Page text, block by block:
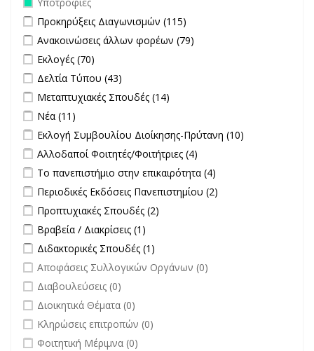
Υποτροφίες
Apply Προκηρύξεις Διαγωνισμών filter
Προκηρύξεις Διαγωνισμών (115)
Apply Ανακοινώσεις άλλων φορέων filter
Ανακοινώσεις άλλων φορέων (79)
Apply Εκλογές filter
Εκλογές (70)
Apply Δελτία Τύπου filter
Δελτία Τύπου (43)
Apply Μεταπτυχιακές Σπουδές filter
Μεταπτυχιακές Σπουδές (14)
Apply Νέα filter
Νέα (11)
Apply Εκλογή Συμβουλίου Διοίκησης-Πρύτανη filter
Εκλογή Συμβουλίου Διοίκησης-Πρύτανη (10)
Apply Αλλοδαποί Φοιτητές/Φοιτήτριες filter
Αλλοδαποί Φοιτητές/Φοιτήτριες (4)
filter
Apply Το πανεπιστήμιο στην επικαιρότητα filter
Το πανεπιστήμιο στην επικαιρότητα (4)
επικαιρότητα filter
Apply Περιοδικές Εκδόσεις Πανεπιστημίου filter
Περιοδικές Εκδόσεις Πανεπιστημίου (2)
Apply Προπτυχιακές Σπουδές filter
Προπτυχιακές Σπουδές (2)
Apply Βραβεία / Διακρίσεις filter
Βραβεία / Διακρίσεις (1)
Apply Διδακτορικές Σπουδές filter
Διδακτορικές Σπουδές (1)
undefined
Αποφάσεις Συλλογικών Οργάνων (0)
undefined
Διαβουλεύσεις (0)
undefined
Διοικητικά Θέματα (0)
undefined
Κληρώσεις επιτροπών (0)
undefined
Φοιτητική Μέριμνα (0)